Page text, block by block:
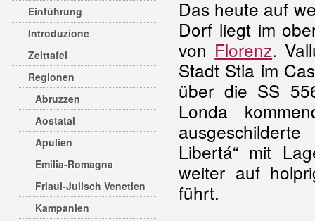
Einführung
Introduzione
Zeittafel
Regionen
Abruzzen
Aostatal
Apulien
Emilia-Romagna
Friaul-Julisch Venetien
Kampanien
Das heute auf
Dorf liegt im
von Florenz.
Stadt Stia im
über die SS
Londa
Libertá“ mit
weiter auf
führt.